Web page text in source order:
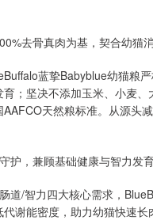
去骨真肉为基，契合幼猫
蓝挚Babyblue幼猫粮
；坚决不添加玉米、小麦
天然粮标准。从源头
护，兼顾基础健康与智力发
道/智力四大核心需求，
谢能密度，助力幼猫快速